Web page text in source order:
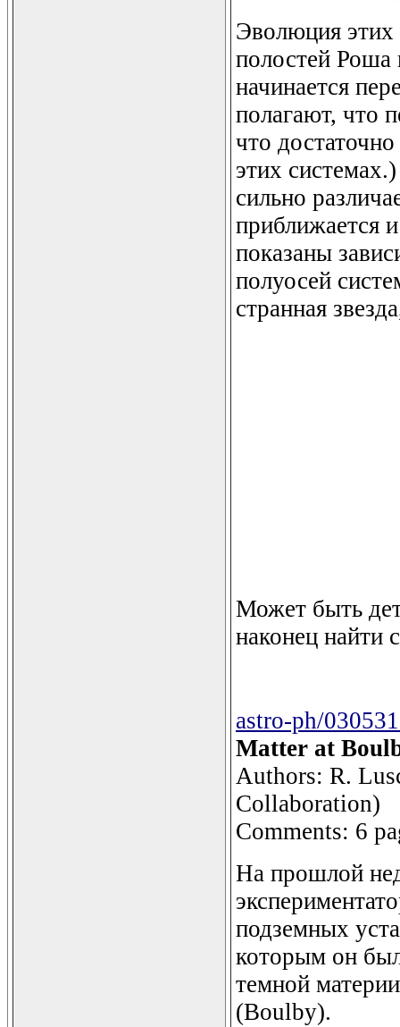
Эволюция этих
полостей Роша
начинается
полагают, что
что
этих
сильно
приближается
показаны
полуосей
странная
Может быть
наконец найти
astro-ph/
Matter at
Authors: R.
Collaboration)
Comments: 6
На прошлой
подземных
которым он
темной
(Boulby).